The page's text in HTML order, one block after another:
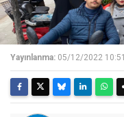
Yayınlanma: 05/12/2022 10:51